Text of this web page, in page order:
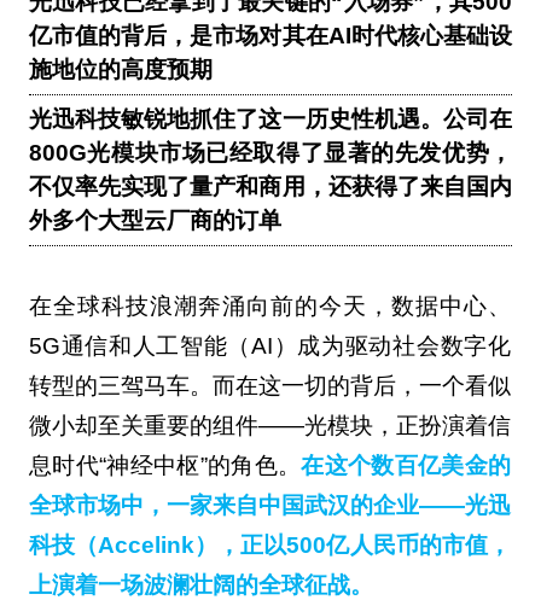
亿市值的背后，是市场对其在AI时代核心基础设
施地位的高度预期
光迅科技敏锐地抓住了这一历史性机遇。公司在
800G光模块市场已经取得了显著的先发优势，
不仅率先实现了量产和商用，还获得了来自国内
外多个大型云厂商的订单
在全球科技浪潮奔涌向前的今天，数据中心、
5G通信和人工智能（AI）成为驱动社会数字化
转型的三驾马车。而在这一切的背后，一个看似
微小却至关重要的组件——光模块，正扮演着信
息时代“神经中枢”的角色。在这个数百亿美金的
全球市场中，一家来自中国武汉的企业——光迅
科技（Accelink），正以500亿人民币的市值，
上演着一场波澜壮阔的全球征战。